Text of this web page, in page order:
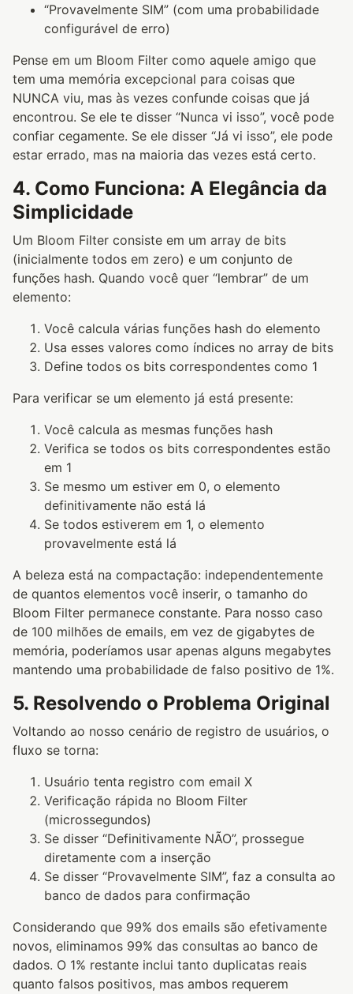
“Provavelmente SIM” (com uma probabilidade
configurável de erro)
Pense em um Bloom Filter como aquele amigo que
tem uma memória excepcional para coisas que
NUNCA viu, mas às vezes confunde coisas que já
encontrou. Se ele te disser “Nunca vi isso”, você pode
confiar cegamente. Se ele disser “Já vi isso”, ele pode
estar errado, mas na maioria das vezes está certo.
4. Como Funciona: A Elegância da
Simplicidade
Um Bloom Filter consiste em um array de bits
(inicialmente todos em zero) e um conjunto de
funções hash. Quando você quer “lembrar” de um
elemento:
Você calcula várias funções hash do elemento
Usa esses valores como índices no array de bits
Define todos os bits correspondentes como 1
Para verificar se um elemento já está presente:
Você calcula as mesmas funções hash
Verifica se todos os bits correspondentes estão
em 1
Se mesmo um estiver em 0, o elemento
definitivamente não está lá
Se todos estiverem em 1, o elemento
provavelmente está lá
A beleza está na compactação: independentemente
de quantos elementos você inserir, o tamanho do
Bloom Filter permanece constante. Para nosso caso
de 100 milhões de emails, em vez de gigabytes de
memória, poderíamos usar apenas alguns megabytes
mantendo uma probabilidade de falso positivo de 1%.
5. Resolvendo o Problema Original
Voltando ao nosso cenário de registro de usuários, o
fluxo se torna:
Usuário tenta registro com email X
Verificação rápida no Bloom Filter
(microssegundos)
Se disser “Definitivamente NÃO”, prossegue
diretamente com a inserção
Se disser “Provavelmente SIM”, faz a consulta ao
banco de dados para confirmação
Considerando que 99% dos emails são efetivamente
novos, eliminamos 99% das consultas ao banco de
dados. O 1% restante inclui tanto duplicatas reais
quanto falsos positivos, mas ambos requerem